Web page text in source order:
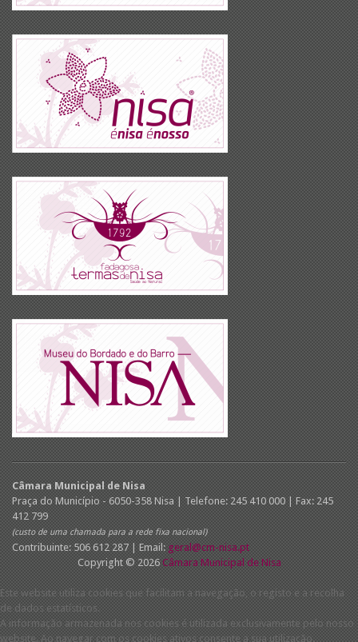
Câmara Municipal de Nisa
Praça do Município - 6050-358 Nisa | Telefone: 245 410 000 | Fax: 245
412 799
(custo de uma chamada para a rede fixa nacional)
Contribuinte: 506 612 287 | Email: geral@cm-nisa.pt
Copyright © 2026 Câmara Municipal de Nisa
Este website utiliza cookies que facilitam a navegação, o registo e a recolha
de dados estatísticos.
A informação armazenada nos cookies é utilizada exclusivamente pelo nosso
website. Ao navegar com os cookies ativos consente a sua utilização.